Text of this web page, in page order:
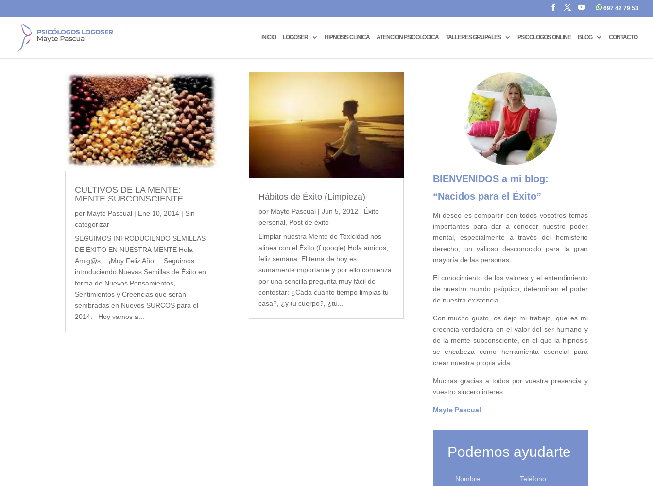
697 42 79 53
INICIO LOGOSER HIPNOSIS CLÍNICA ATENCIÓN PSICOLÓGICA TALLERES GRUPALES PSICÓLOGOS ONLINE BLOG CONTACTO
CULTIVOS DE LA MENTE:
MENTE SUBCONSCIENTE
por Mayte Pascual | Ene 10, 2014 | Sin
categorizar
SEGUIMOS INTRODUCIENDO SEMILLAS
DE ÉXITO EN NUESTRA MENTE Hola
Amig@s, ¡Muy Feliz Año! Seguimos
introduciendo Nuevas Semillas de Éxito en
forma de Nuevos Pensamientos,
Sentimientos y Creencias que serán
sembradas en Nuevos SURCOS para el
2014. Hoy vamos a...
Hábitos de Éxito (Limpieza)
por Mayte Pascual |Jun 5, 2012 | Éxito
personal, Post de éxito
Limpiar nuestra Mente de Toxicidad nos
alinea con el Éxito (f:google) Hola amigos,
feliz semana. El tema de hoy es
sumamente importante y por ello comienza
por una sencilla pregunta muy fácil de
contestar: ¿Cada cuánto tiempo limpias tu
casa?, ¿y tu cuerpo?, ¿tu...
BIENVENIDOS a mi blog:
“Nacidos para el Éxito”
Mi deseo es compartir con todos vosotros temas
importantes para dar a conocer nuestro poder
mental,
especialmente a través del hemisferio
derecho, un valioso desconocido para la gran
mayoría de las personas.
El conocimiento de los valores y el entendimiento
de nuestro mundo psíquico, determinan el poder
de nuestra existencia.
Con mucho gusto, os dejo mi trabajo, que es mi
creencia verdadera en el valor del ser humano y
de la mente subconsciente, en el que la hipnosis
se encabeza como herramienta esencial para
crear nuestra propia vida.
Muchas gracias a todos por vuestra presencia y
vuestro sincero interés.
Mayte Pascual
Podemos ayudarte